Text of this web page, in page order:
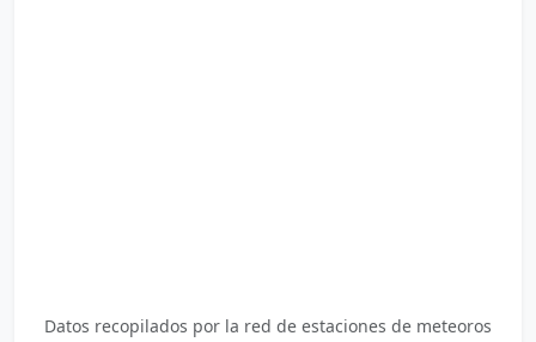
Datos recopilados por la red de estaciones de meteoros